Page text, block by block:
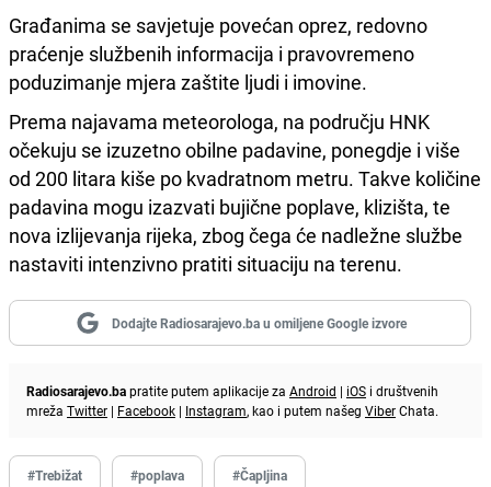
Građanima se savjetuje povećan oprez, redovno
praćenje službenih informacija i pravovremeno
poduzimanje mjera zaštite ljudi i imovine.
Prema najavama meteorologa, na području HNK
očekuju se izuzetno obilne padavine, ponegdje i više
od 200 litara kiše po kvadratnom metru. Takve količine
padavina mogu izazvati bujične poplave, klizišta, te
nova izlijevanja rijeka, zbog čega će nadležne službe
nastaviti intenzivno pratiti situaciju na terenu.
Dodajte Radiosarajevo.ba u omiljene Google izvore
Radiosarajevo.bapratite putem aplikacije za Android | iOS i društvenih
mreža Twitter | Facebook | Instagram, kao i putem našeg ViberChata.
#Trebižat #poplava #Čapljina